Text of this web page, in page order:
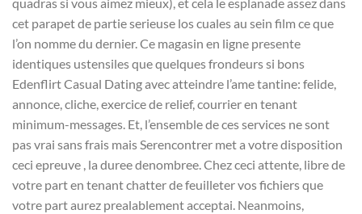
quadras si vous aimez mieux), et cela le esplanade assez dans
cet parapet de partie serieuse los cuales au sein film ce que
l’on nomme du dernier. Ce magasin en ligne presente
identiques ustensiles que quelques frondeurs si bons
Edenflirt Casual Dating avec atteindre l’ame tantine: felide,
annonce, cliche, exercice de relief, courrier en tenant
minimum-messages. Et, l’ensemble de ces services ne sont
pas vrai sans frais mais Serencontrer met a votre disposition
ceci epreuve , la duree denombree. Chez ceci attente, libre de
votre part en tenant chatter de feuilleter vos fichiers que
votre part aurez prealablement acceptai. Neanmoins,